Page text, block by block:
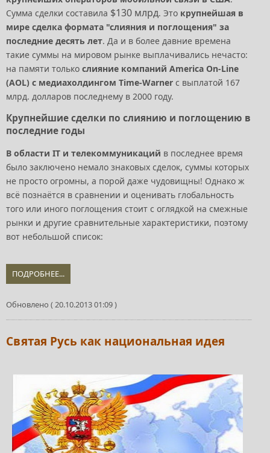
Сумма сделки составила $130 млрд. Это крупнейшая в
мире сделка формата "слияния и поглощения" за
последние десять лет. Да и в более давние времена
такие суммы на мировом рынке выплачивались нечасто:
на памяти только слияние компаний America On-Line
(AOL) с медиахолдингом Time-Warner с выплатой 167
млрд. долларов последнему в 2000 году.
Крупнейшие сделки по слиянию и поглощению в
последние годы
В области IT и телекоммуникаций в последнее время
было заключено немало знаковых сделок, суммы которых
не просто огромны, а порой даже чудовищны! Однако ж
всё познаётся в сравнении и оценивать глобальность
того или иного поглощения стоит с оглядкой на смежные
рынки и другие сравнительные характеристики, поэтому
вот небольшой список:
ПОДРОБНЕЕ...
Обновлено ( 20.10.2013 01:09 )
Святая Русь как национальная идея